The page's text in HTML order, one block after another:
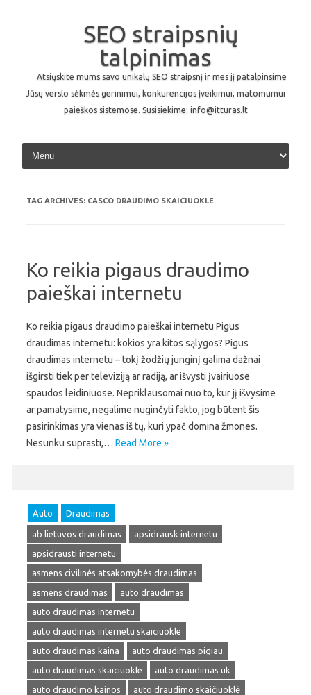
SEO straipsnių
talpinimas
Atsiųskite mums savo unikalų SEO straipsnį ir mes jį patalpinsime
Jūsų verslo sėkmės gerinimui, konkurencijos įveikimui, matomumui
paieškos sistemose. Susisiekime: info@itturas.lt
Skip to content
TAG ARCHIVES: CASCO DRAUDIMO SKAICIUOKLE
Ko reikia pigaus draudimo
paieškai internetu
Ko reikia pigaus draudimo paieškai internetu Pigus
draudimas internetu: kokios yra kitos sąlygos? Pigus
draudimas internetu – tokį žodžių junginį galima dažnai
išgirsti tiek per televiziją ar radiją, ar išvysti įvairiuose
spaudos leidiniuose. Nepriklausomai nuo to, kur jį išvysime
ar pamatysime, negalime nuginčyti fakto, jog būtent šis
pasirinkimas yra vienas iš tų, kuri ypač domina žmones.
Nesunku suprasti,… Read More »
Auto Draudimas
ab lietuvos draudimas
apsidrausk internetu
apsidrausti internetu
asmens civilinės atsakomybės draudimas
asmens draudimas
auto draudimas
auto draudimas internetu
auto draudimas internetu skaiciuokle
auto draudimas kaina
auto draudimas pigiau
auto draudimas skaiciuokle
auto draudimas uk
auto draudimo kainos
auto draudimo skaičiuoklė